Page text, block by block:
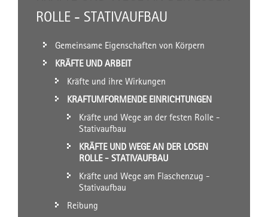
ROLLE - STATIVAUFBAU
Gemeinsame Eigenschaften von Körpern
KRÄFTE UND ARBEIT
Kräfte und ihre Wirkungen
KRAFTUMFORMENDE EINRICHTUNGEN
Kräfte und Wege an der festen Rolle -
Stativaufbau
KRÄFTE UND WEGE AN DER LOSEN
ROLLE - STATIVAUFBAU
Kräfte und Wege am Flaschenzug -
Stativaufbau
Reibung